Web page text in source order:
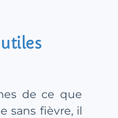
de ce que
sans fièvre, il